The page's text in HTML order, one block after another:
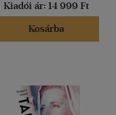
Kiadói ár: 14 999 Ft
Kosárba